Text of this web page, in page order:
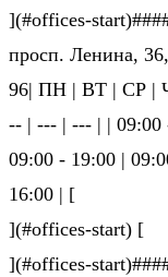
](#offices-
просп. Ленина,
96| ПН | ВТ | СР |
-- | --- | --- | | 09:00
09:00 - 19:00 |
16:00 | [
](#offices-start) [
](#offices-